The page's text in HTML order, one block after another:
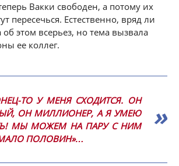
Вакки свободен, а потому их
пересечься. Естественно, вряд ли
об этом всерьез, но тема вызвала
ее коллег.
ТО У МЕНЯ СХОДИТСЯ. ОН
ОН МИЛЛИОНЕР, А Я УМЕЮ
МЫ МОЖЕМ НА ПАРУ С НИМ
ПОЛОВИН»…